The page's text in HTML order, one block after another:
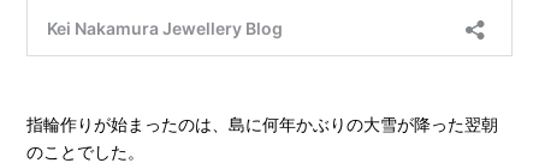
指輪作りが始まったのは、島に何年かぶりの大雪が降った翌朝
のことでした。